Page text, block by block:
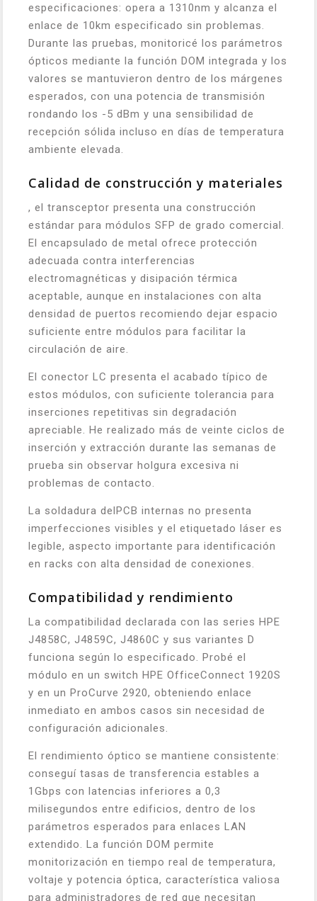
especificaciones: opera a 1310nm y alcanza el
enlace de 10km especificado sin problemas.
Durante las pruebas, monitoricé los parámetros
ópticos mediante la función DOM integrada y los
valores se mantuvieron dentro de los márgenes
esperados, con una potencia de transmisión
rondando los -5 dBm y una sensibilidad de
recepción sólida incluso en días de temperatura
ambiente elevada.
Calidad de construcción y materiales
, el transceptor presenta una construcción
estándar para módulos SFP de grado comercial.
El encapsulado de metal ofrece protección
adecuada contra interferencias
electromagnéticas y disipación térmica
aceptable, aunque en instalaciones con alta
densidad de puertos recomiendo dejar espacio
suficiente entre módulos para facilitar la
circulación de aire.
El conector LC presenta el acabado típico de
estos módulos, con suficiente tolerancia para
inserciones repetitivas sin degradación
apreciable. He realizado más de veinte ciclos de
inserción y extracción durante las semanas de
prueba sin observar holgura excesiva ni
problemas de contacto.
La soldadura delPCB internas no presenta
imperfecciones visibles y el etiquetado láser es
legible, aspecto importante para identificación
en racks con alta densidad de conexiones.
Compatibilidad y rendimiento
La compatibilidad declarada con las series HPE
J4858C, J4859C, J4860C y sus variantes D
funciona según lo especificado. Probé el
módulo en un switch HPE OfficeConnect 1920S
y en un ProCurve 2920, obteniendo enlace
inmediato en ambos casos sin necesidad de
configuración adicionales.
El rendimiento óptico se mantiene consistente:
conseguí tasas de transferencia estables a
1Gbps con latencias inferiores a 0,3
milisegundos entre edificios, dentro de los
parámetros esperados para enlaces LAN
extendido. La función DOM permite
monitorización en tiempo real de temperatura,
voltaje y potencia óptica, característica valiosa
para administradores de red que necesitan